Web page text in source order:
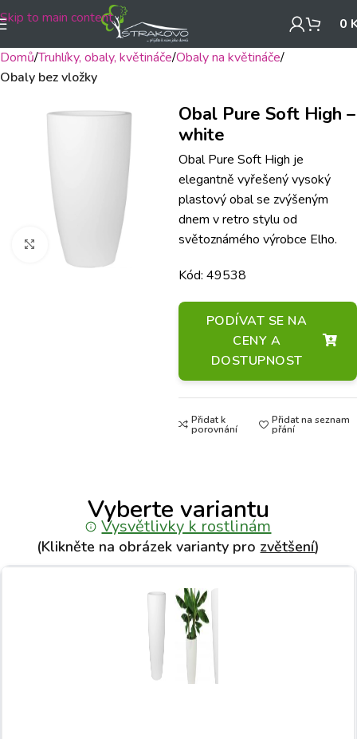
Skip to main content 0
Domů Truhlíky, obaly, květináče Obaly na květináče
Obaly bez vložky
Klikněte pro zvětšení
Obal Pure Soft High –
white
Obal Pure Soft High je
elegantně vyřešený vysoký
plastový obal se zvýšeným
dnem v retro stylu od
světoznámého výrobce Elho.
Kód: 49538
PODÍVAT SE NA
CENY A
DOSTUPNOST
Přidat k
porovnání
Přidat na seznam
přání
Vyberte variantu
Vysvětlivky k rostlinám
(Klikněte na obrázek varianty pro zvětšení)